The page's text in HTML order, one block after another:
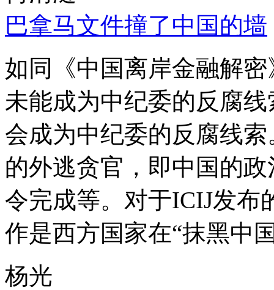
巴拿马文件撞了中国的墙
如同《中国离岸金融解
未能成为中纪委的反腐
会成为中纪委的反腐线
的外逃贪官，即中国的
令完成等。对于ICIJ发布
作是西方国家在“抹黑中
杨光